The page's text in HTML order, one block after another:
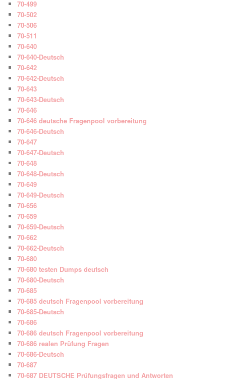
70-499
70-502
70-506
70-511
70-640
70-640-Deutsch
70-642
70-642-Deutsch
70-643
70-643-Deutsch
70-646
70-646 deutsche Fragenpool vorbereitung
70-646-Deutsch
70-647
70-647-Deutsch
70-648
70-648-Deutsch
70-649
70-649-Deutsch
70-656
70-659
70-659-Deutsch
70-662
70-662-Deutsch
70-680
70-680 testen Dumps deutsch
70-680-Deutsch
70-685
70-685 deutsch Fragenpool vorbereitung
70-685-Deutsch
70-686
70-686 deutsch Fragenpool vorbereitung
70-686 realen Prüfung Fragen
70-686-Deutsch
70-687
70-687 DEUTSCHE Prüfungsfragen und Antworten